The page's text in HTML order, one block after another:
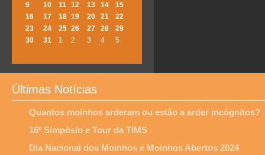
9
10 11 12 13 14
15
16
17 18 19 20 21
22
23
24 25 26 27 28
29
30
31 1 2 3 4 5
Últimas Notícias
Quantos moinhos arderam ou estão a arder incógnitos?
16º Simpósio e Tour da TIMS
Dia Nacional dos Moinhos e Moinhos Abertos 2024